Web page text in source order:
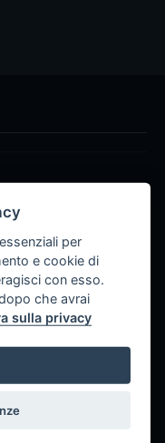
del lago
per
e cookie di
con esso.
che avrai
sulla privacy